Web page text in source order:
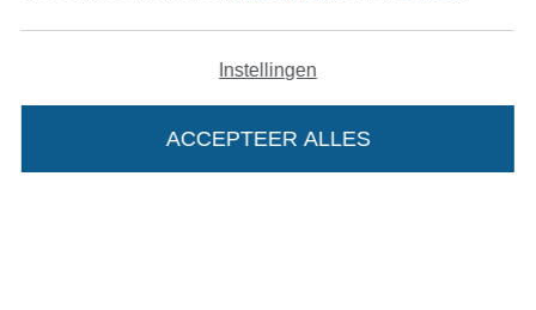
Instellingen
ACCEPTEER ALLES